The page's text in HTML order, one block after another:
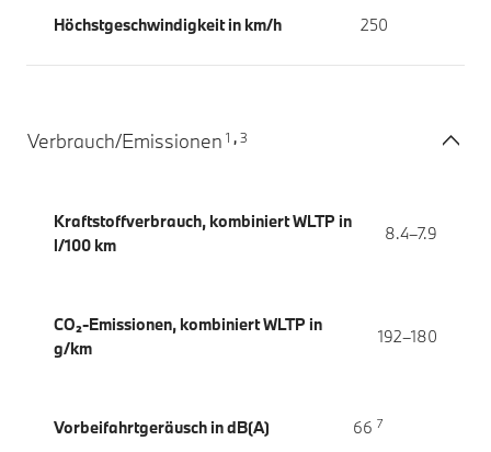
Höchstgeschwindigkeit in km/h 250
Verbrauch/Emissionen 1 , 3
Kraftstoffverbrauch, kombiniert WLTP in
l/100 km
8.4–7.9
CO₂-Emissionen, kombiniert WLTP in
g/km
192–180
Vorbeifahrtgeräusch in dB(A) 66 7